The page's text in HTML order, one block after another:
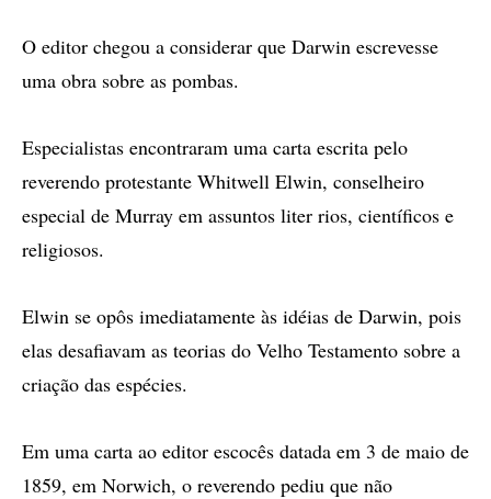
O editor chegou a considerar que Darwin escrevesse
uma obra sobre as pombas.
Especialistas encontraram uma carta escrita pelo
reverendo protestante Whitwell Elwin, conselheiro
especial de Murray em assuntos liter rios, científicos e
religiosos.
Elwin se opôs imediatamente às idéias de Darwin, pois
elas desafiavam as teorias do Velho Testamento sobre a
criação das espécies.
Em uma carta ao editor escocês datada em 3 de maio de
1859, em Norwich, o reverendo pediu que não